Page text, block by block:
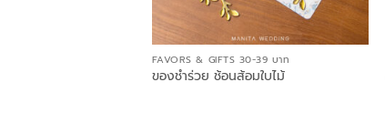
FAVORS & GIFTS 30-39 บาท
ของชำร่วย ช้อนส้อมใบไม้